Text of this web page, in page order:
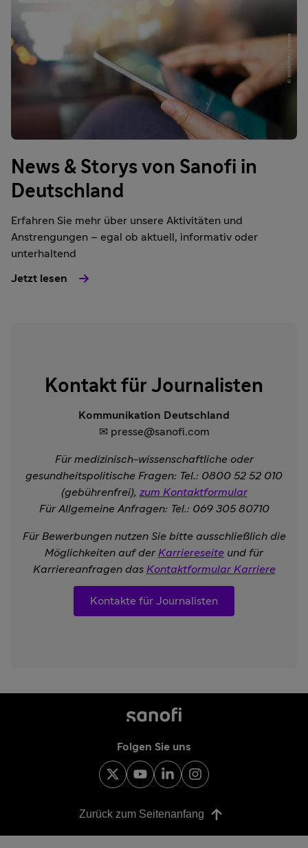
News & Storys von Sanofi in
Deutschland
Erfahren Sie mehr über unsere Aktivitäten und
Anstrengungen – egal ob aktuell, informativ oder
unterhaltend
Jetzt lesen
Kontakt für Journalisten
Kommunikation Deutschland
✉ presse@sanofi.com
Für medizinisch-wissenschaftliche oder
gesundheitspolitische Fragen: Tel.: 0800 52 52 010
(gebührenfrei), zum Kontaktformular
Für Allgemeine Anfragen: Tel.: 069 305 80710
Für Bewerbungen nutzen Sie bitte ausschließlich die
Möglichkeiten auf der Karriereseite und für
Karriereanfragen das Kontaktformular Karriere
Kontakte für Journalisten
Folgen Sie uns
Zurück zum Seitenanfang